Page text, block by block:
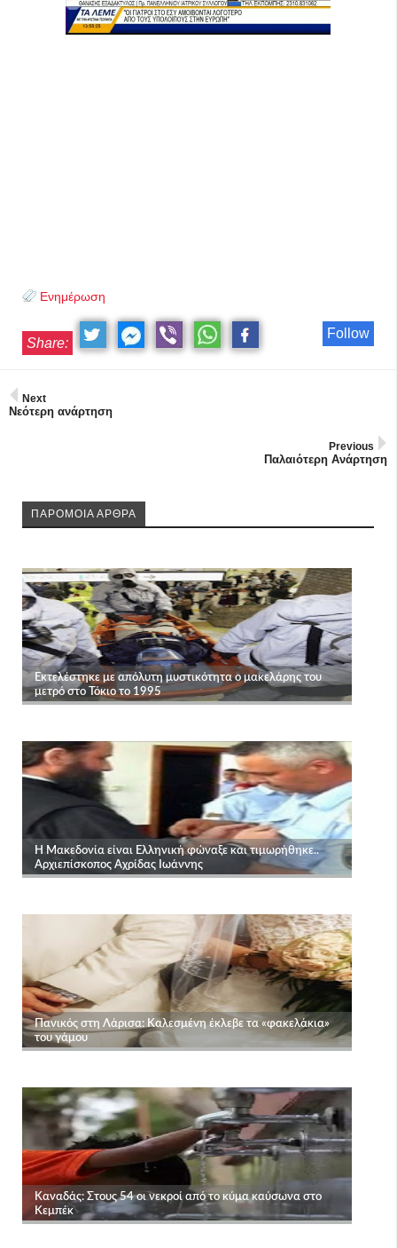
Ενημέρωση
Follow
Share:
Next
Νεότερη ανάρτηση
Previous
Παλαιότερη Ανάρτηση
ΠΑΡΟΜΟΙΑ ΑΡΘΡΑ